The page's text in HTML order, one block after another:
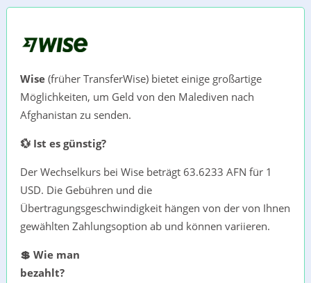
Wise (früher TransferWise) bietet einige großartige
Möglichkeiten, um Geld von den Malediven nach
Afghanistan zu senden.
💱 Ist es günstig?
Der Wechselkurs bei Wise beträgt 63.6233 AFN für 1
USD. Die Gebühren und die
Übertragungsgeschwindigkeit hängen von der von Ihnen
gewählten Zahlungsoption ab und können variieren.
💲 Wie man
bezahlt?